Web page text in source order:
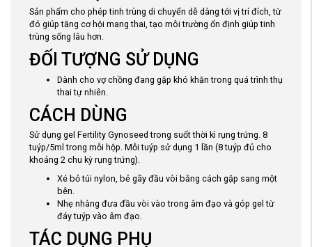
Sản phẩm cho phép tinh trùng di chuyển dễ dàng tới vị trí đích, từ
đó giúp tăng cơ hội mang thai, tạo môi trường ổn định giúp tinh
trùng sống lâu hơn.
ĐỐI TƯỢNG SỬ DỤNG
Dành cho vợ chồng đang gặp khó khăn trong quá trình thụ
thai tự nhiên.
CÁCH DÙNG
Sử dụng gel Fertility Gynoseed trong suốt thời kì rụng trứng. 8
tuýp/5ml trong mỗi hộp. Mỗi tuýp sử dụng 1 lần (8 tuýp đủ cho
khoảng 2 chu kỳ rụng trứng).
Xé bỏ túi nylon, bẻ gãy đầu vòi bằng cách gập sang một
bên.
Nhẹ nhàng đưa đầu vòi vào trong âm đạo và góp gel từ
đáy tuýp vào âm đạo.
TÁC DỤNG PHỤ